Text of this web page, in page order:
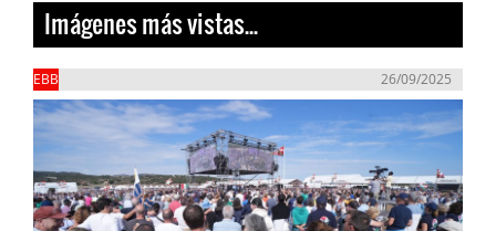
Imágenes más vistas...
EBB 26/09/2025